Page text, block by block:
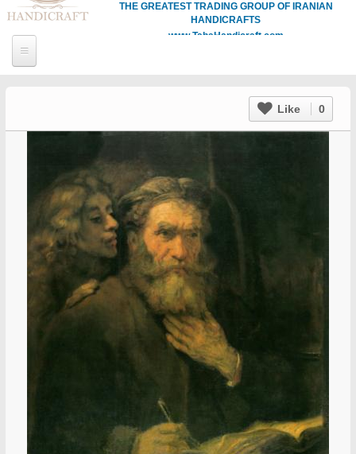
THE GREATEST TRADING GROUP OF IRANIAN
HANDICRAFTS
www.TahaHandicraft.com
Like 0